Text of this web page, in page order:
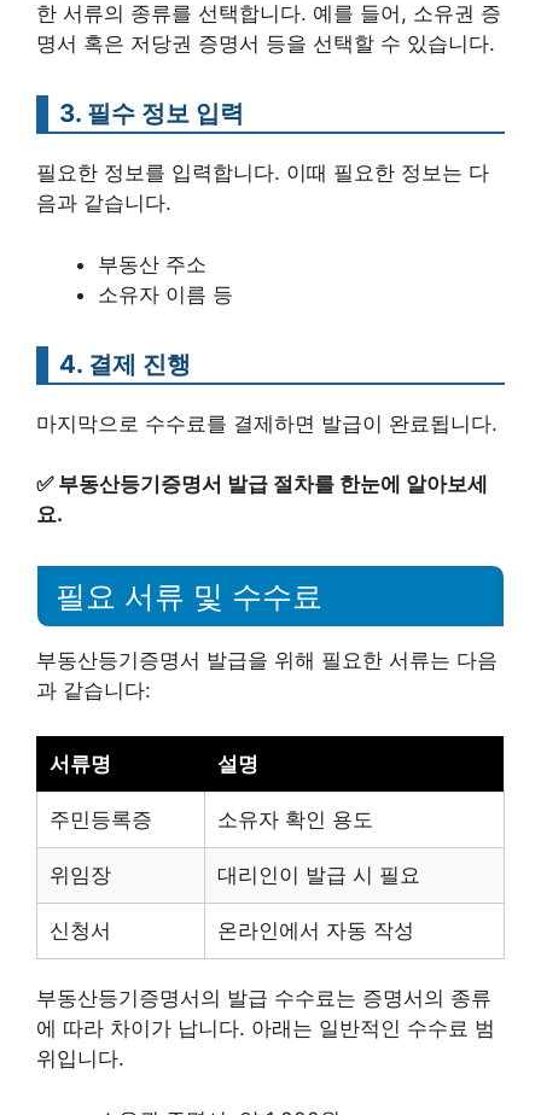
한 서류의 종류를 선택합니다. 예를 들어, 소유권 증
명서 혹은 저당권 증명서 등을 선택할 수 있습니다.
3. 필수 정보 입력
필요한 정보를 입력합니다. 이때 필요한 정보는 다
음과 같습니다.
부동산 주소
소유자 이름 등
4. 결제 진행
마지막으로 수수료를 결제하면 발급이 완료됩니다.
✅ 부동산등기증명서 발급 절차를 한눈에 알아보세
요.
필요 서류 및 수수료
부동산등기증명서 발급을 위해 필요한 서류는 다음
과 같습니다:
서류명 설명
주민등록증 소유자 확인 용도
위임장 대리인이 발급 시 필요
신청서 온라인에서 자동 작성
부동산등기증명서의 발급 수수료는 증명서의 종류
에 따라 차이가 납니다. 아래는 일반적인 수수료 범
위입니다.